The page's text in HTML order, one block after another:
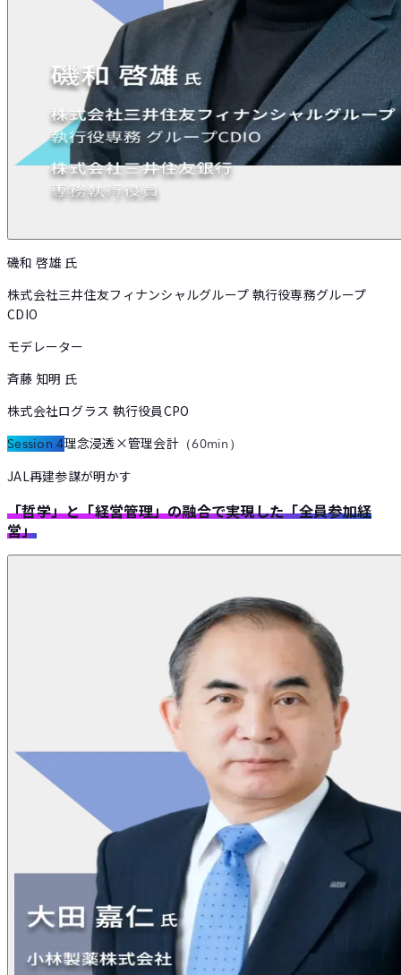
磯和 啓雄氏
株式会社三井住友フィナンシャルグループ 執行役専務グループ
CDIO
モデレーター
斉藤 知明 氏
株式会社ログラス 執行役員CPO
Session 4理念浸透×管理会計 （60min ）
JAL再建参謀が明かす
「哲学」と「経営管理」の融合で実現した「全員参加経
営」